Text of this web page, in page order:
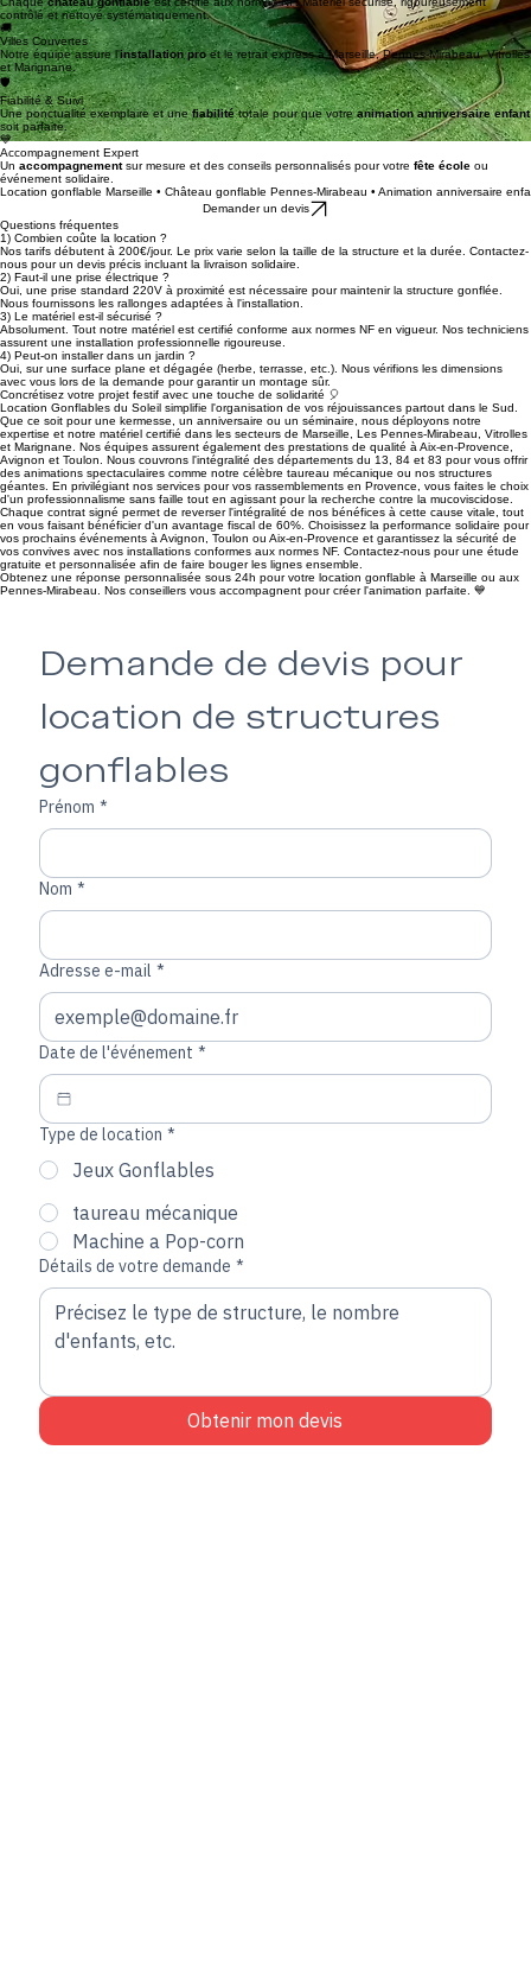
📍
Matériel Conforme NF
Chaquechâteau gonflableest certifié aux normes NF. Matériel sécurisé, rigoureusement
contrôlé et nettoyé systématiquement.
🚚
Villes Couvertes
Notre équipe assure l'installation proet le retrait express à Marseille, Pennes-Mirabeau, Vitrolles
et Marignane.
🛡️
Fiabilité & Suivi
Une ponctualité exemplaire et une
soit parfaite.
💙
Accompagnement Expert
Unaccompagnementsur mesure et des conseils personnalisés pour votrefête écoleou
Location gonflable Marseille • Château gonflable Pennes-Mirabeau • Animation anniversaire
Questions fréquentes
1) Combien coûte la location ?
Nos tarifs débutent à 200€/jour. Le prix varie selon la taille de la structure et la durée. Contactez-
nous pour un devis précis incluant la livraison solidaire.
2) Faut-il une prise électrique ?
Oui, une prise standard 220V à proximité est nécessaire pour maintenir la structure gonflée.
Nous fournissons les rallonges adaptées à l'installation.
3) Le matériel est-il sécurisé ?
Absolument. Tout notre matériel est certifié conforme aux normes NF en vigueur. Nos techniciens
assurent une installation professionnelle rigoureuse.
4) Peut-on installer dans un jardin ?
Oui, sur une surface plane et dégagée (herbe, terrasse, etc.). Nous vérifions les dimensions
avec vous lors de la demande pour garantir un montage sûr.
Concrétisez votre projet festif avec une touche de solidarité 🎈
Location Gonflables du Soleil simplifie l'organisation de vos réjouissances partout dans le Sud.
Que ce soit pour une kermesse, un anniversaire ou un séminaire, nous déployons notre
expertise et notre matériel certifié dans les secteurs de Marseille, Les Pennes-Mirabeau, Vitrolles
et Marignane. Nos équipes assurent également des prestations de qualité à Aix-en-Provence,
Avignon et Toulon. Nous couvrons l'intégralité des départements du 13, 84 et 83 pour vous offrir
des animations spectaculaires comme notre célèbre taureau mécanique ou nos structures
géantes. En privilégiant nos services pour vos rassemblements en Provence, vous faites le choix
d'un professionnalisme sans faille tout en agissant pour la recherche contre la mucoviscidose.
Chaque contrat signé permet de reverser l'intégralité de nos bénéfices à cette cause vitale, tout
en vous faisant bénéficier d'un avantage fiscal de 60%. Choisissez la performance solidaire pour
vos prochains événements à Avignon, Toulon ou Aix-en-Provence et garantissez la sécurité de
vos convives avec nos installations conformes aux normes NF. Contactez-nous pour une étude
gratuite et personnalisée afin de faire bouger les lignes ensemble.
Demande de devis pour
location de structures
gonflables
Prénom
Nom
Adresse e-mail
Date de l'événement
Type de location *
Jeux Gonflables
taureau mécanique
Machine a Pop-corn
Détails de votre demande
Obtenir mon devis